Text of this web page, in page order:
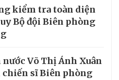
kiểm tra toàn diện
Bộ đội Biên phòng
Võ Thị Ánh Xuân
chiến sĩ Biên phòng